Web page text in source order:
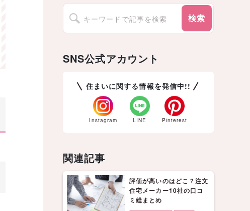
検索
SNS公式アカウント
住まいに関する情報を発信中!!
Instagram LINE Pinterest
関連記事
評価が高いのはどこ？注文
住宅メーカー10社の口コ
ミ総まとめ